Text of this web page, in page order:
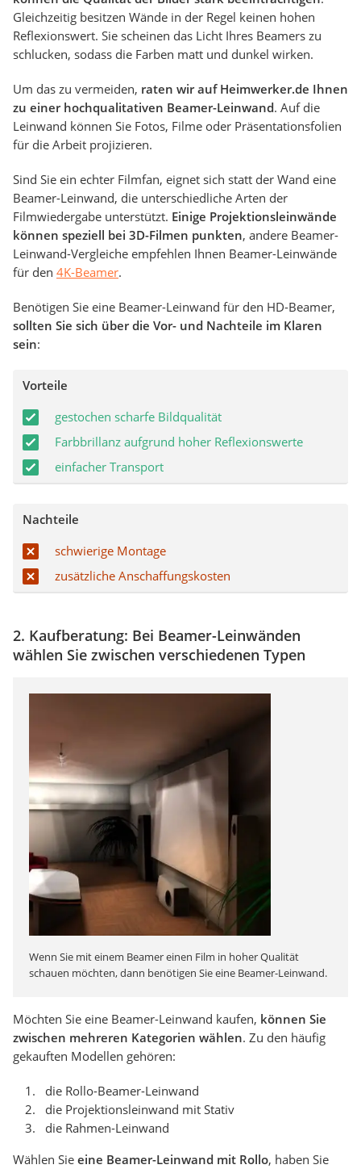
Gleichzeitig besitzen Wände in der Regel keinen hohen
Reflexionswert. Sie scheinen das Licht Ihres Beamers zu
schlucken, sodass die Farben matt und dunkel wirken.
Um das zu vermeiden, raten wir auf Heimwerker.de Ihnen
zu einer hochqualitativen Beamer-Leinwand. Auf die
Leinwand können Sie Fotos, Filme oder Präsentationsfolien
für die Arbeit projizieren.
Sind Sie ein echter Filmfan, eignet sich statt der Wand eine
Beamer-Leinwand, die unterschiedliche Arten der
Filmwiedergabe unterstützt. Einige Projektionsleinwände
können speziell bei 3D-Filmen punkten, andere Beamer-
Leinwand-Vergleiche empfehlen Ihnen Beamer-Leinwände
für den 4K-Beamer.
Benötigen Sie eine Beamer-Leinwand für den HD-Beamer,
sollten Sie sich über die Vor- und Nachteile im Klaren
sein:
Vorteile
gestochen scharfe Bildqualität
Farbbrillanz aufgrund hoher Reflexionswerte
einfacher Transport
Nachteile
schwierige Montage
zusätzliche Anschaffungskosten
2. Kaufberatung: Bei Beamer-Leinwänden
wählen Sie zwischen verschiedenen Typen
Wenn Sie mit einem Beamer einen Film in hoher Qualität
schauen möchten, dann benötigen Sie eine Beamer-Leinwand.
Möchten Sie eine Beamer-Leinwand kaufen, können Sie
zwischen mehreren Kategorien wählen. Zu den häufig
gekauften Modellen gehören:
die Rollo-Beamer-Leinwand
die Projektionsleinwand mit Stativ
die Rahmen-Leinwand
Wählen Sie eine Beamer-Leinwand mit Rollo, haben Sie